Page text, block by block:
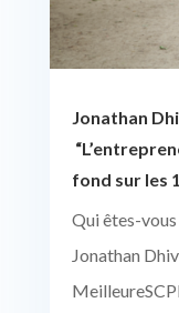
Jonathan
fond sur les
Qui êtes-vous
Jonathan